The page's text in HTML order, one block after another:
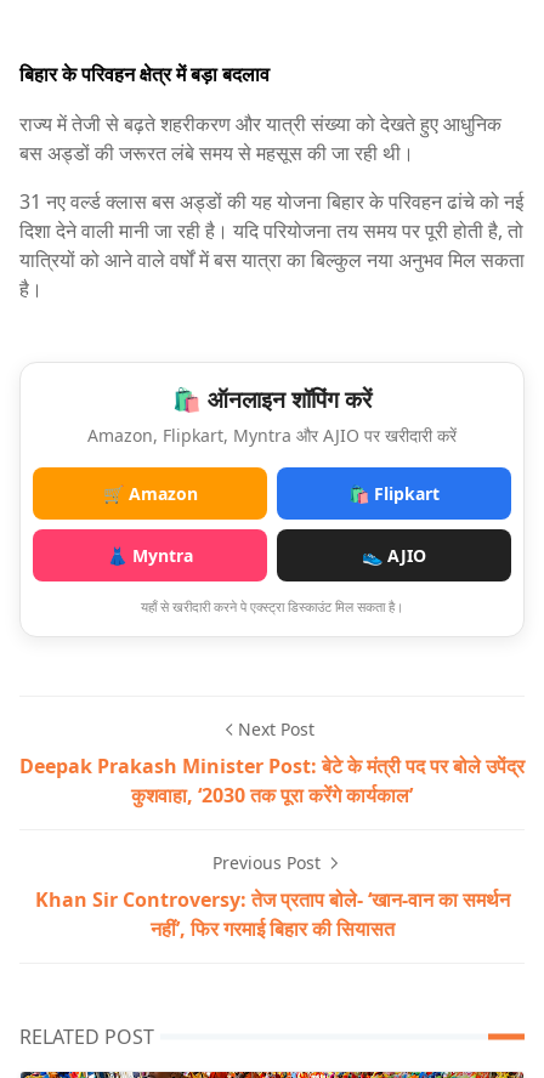
बिहार के परिवहन क्षेत्र में बड़ा बदलाव
राज्य में तेजी से बढ़ते शहरीकरण और यात्री संख्या को देखते हुए आधुनिक
बस अड्डों की जरूरत लंबे समय से महसूस की जा रही थी।
31 नए वर्ल्ड क्लास बस अड्डों की यह योजना बिहार के परिवहन ढांचे को नई
दिशा देने वाली मानी जा रही है। यदि परियोजना तय समय पर पूरी होती है, तो
यात्रियों को आने वाले वर्षों में बस यात्रा का बिल्कुल नया अनुभव मिल सकता
है।
🛍️ ऑनलाइन शॉपिंग करें
Amazon, Flipkart, Myntra और AJIO पर खरीदारी करें
🛒 Amazon 🛍️ Flipkart
👗 Myntra 👟 AJIO
यहाँ से खरीदारी करने पे एक्स्ट्रा डिस्काउंट मिल सकता है।
Next Post
Deepak Prakash Minister Post: बेटे के मंत्री पद पर बोले उपेंद्र
कुशवाहा, ‘2030 तक पूरा करेंगे कार्यकाल’
Previous Post
Khan Sir Controversy: तेज प्रताप बोले- ‘खान-वान का समर्थन
नहीं’, फिर गरमाई बिहार की सियासत
RELATED POST